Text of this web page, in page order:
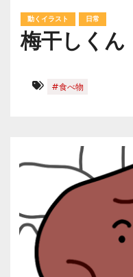
動くイラスト 日常
梅干しくん
#食べ物